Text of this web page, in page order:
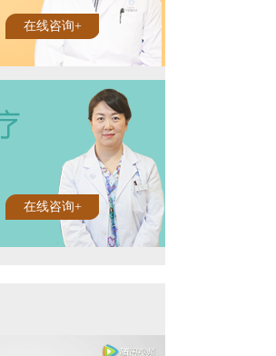
在线咨询+
在线咨询+